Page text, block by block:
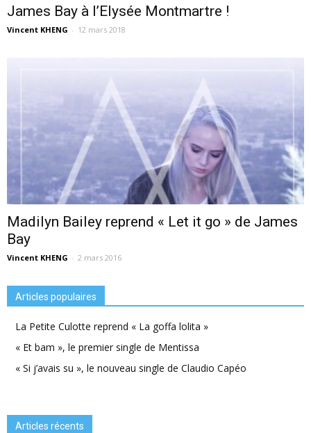
James Bay à l’Elysée Montmartre !
Vincent KHENG - 12 mars 2018
Madilyn Bailey reprend « Let it go » de James
Bay
Vincent KHENG - 2 mars 2016
Articles populaires
La Petite Culotte reprend « La goffa lolita »
« Et bam », le premier single de Mentissa
« Si j’avais su », le nouveau single de Claudio Capéo
Articles récents